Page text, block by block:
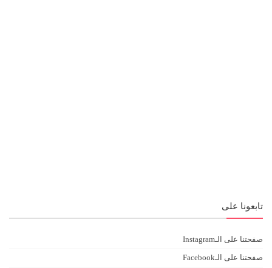
تابعونا على
صفحتنا على الـInstagram
صفحتنا على الـFacebook